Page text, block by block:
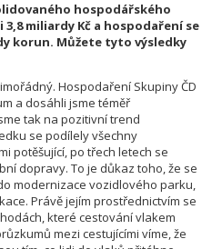
hospodářského
miliardy Kč a hospodaření se
korun. Můžete tyto výsledky
Hospodaření Skupiny ČD
a dosáhli jsme téměř
tak na pozitivní trend
se podílely všechny
potěšující, po třech letech se
dopravy. To je důkaz toho, že se
modernizace vozidlového parku,
Právě jejím prostřednictvím se
které cestování vlakem
mezi cestujícími víme, že